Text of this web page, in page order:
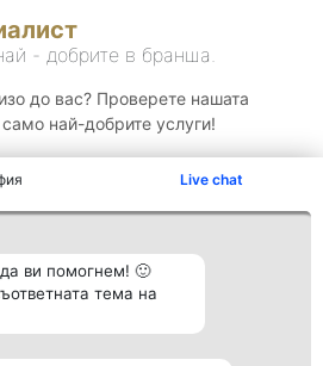
Live chat
ви помогнем! 🙂
тема на
- добрите в бранша.
до вас? Проверете нашата
най-добрите услуги!